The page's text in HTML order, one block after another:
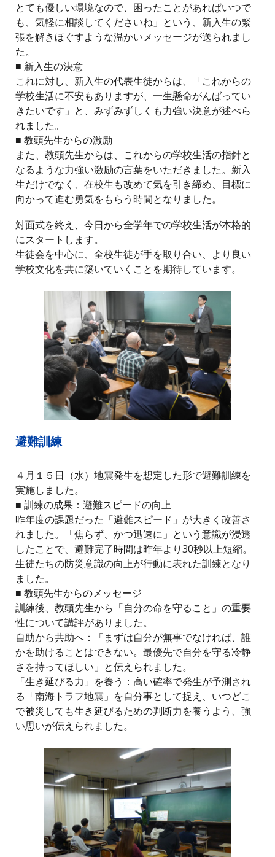
とても優しい環境なので、困ったことがあればいつで
も、気軽に相談してくださいね」という、新入生の緊
張を解きほぐすような温かいメッセージが送られまし
た。
■ 新入生の決意
これに対し、新入生の代表生徒からは、「これからの
学校生活に不安もありますが、一生懸命がんばってい
きたいです」と、みずみずしくも力強い決意が述べら
れました。
■ 教頭先生からの激励
また、教頭先生からは、これからの学校生活の指針と
なるような力強い激励の言葉をいただきました。新入
生だけでなく、在校生も改めて気を引き締め、目標に
向かって進む勇気をもらう時間となりました。
対面式を終え、今日から全学年での学校生活が本格的
にスタートします。
生徒会を中心に、全校生徒が手を取り合い、より良い
学校文化を共に築いていくことを期待しています。
避難訓練
４月１５日（水）地震発生を想定した形で避難訓練を
実施しました。
■ 訓練の成果：避難スピードの向上
昨年度の課題だった「避難スピード」が大きく改善さ
れました。「焦らず、かつ迅速に」という意識が浸透
したことで、避難完了時間は昨年より30秒以上短縮。
生徒たちの防災意識の向上が行動に表れた訓練となり
ました。
■ 教頭先生からのメッセージ
訓練後、教頭先生から「自分の命を守ること」の重要
性について講評がありました。
自助から共助へ：「まずは自分が無事でなければ、誰
かを助けることはできない。最優先で自分を守る冷静
さを持ってほしい」と伝えられました。
「生き延びる力」を養う：高い確率で発生が予測され
る「南海トラフ地震」を自分事として捉え、いつどこ
で被災しても生き延びるための判断力を養うよう、強
い思いが伝えられました。